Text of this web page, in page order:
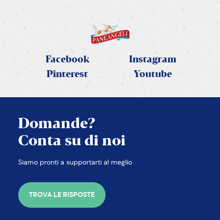
Facebook
Instagram
Pinterest
Youtube
Domande?
Conta su di noi
Siamo pronti a supportarti al meglio
TROVA LE RISPOSTE